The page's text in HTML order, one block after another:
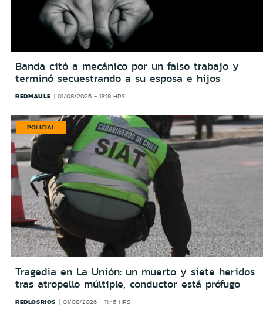
Banda citó a mecánico por un falso trabajo y
terminó secuestrando a su esposa e hijos
REDMAULE 01/08/2026 - 18:18 HRS
POLICIAL
Tragedia en La Unión: un muerto y siete heridos
tras atropello múltiple, conductor está prófugo
REDLOSRIOS 01/08/2026 - 11:46 HRS